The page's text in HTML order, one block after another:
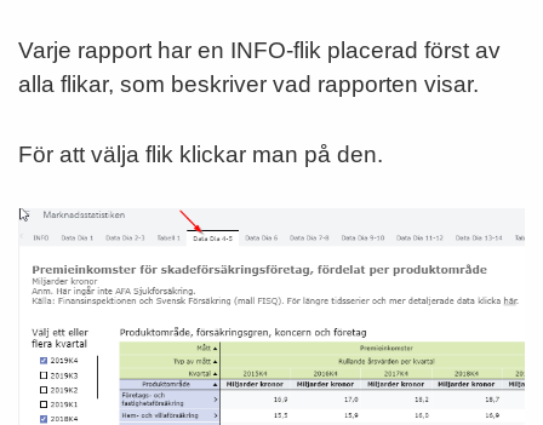
Varje rapport har en INFO-flik placerad först av
alla flikar, som beskriver vad rapporten visar.
För att välja flik klickar man på den.